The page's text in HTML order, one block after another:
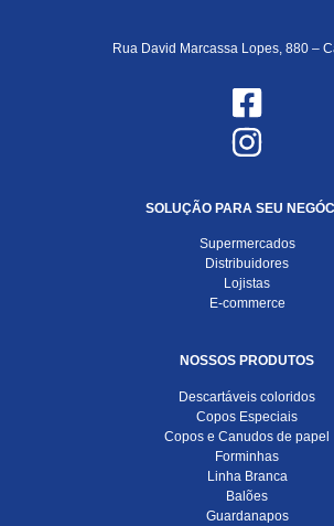
Rua David Marcassa Lopes, 880 –
SOLUÇÃO PARA SEU
Supermercados
Distribuidores
Lojistas
E-commerce
NOSSOS PRODUTOS
Descartáveis coloridos
Copos Especiais
Copos e Canudos de papel
Forminhas
Linha Branca
Balões
Guardanapos